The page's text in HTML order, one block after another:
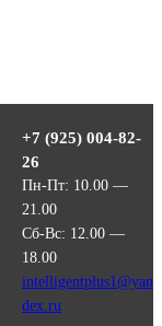
+7 (925) 004-82-
26
Пн-Пт: 10.00 —
21.00
Сб-Вс: 12.00 —
18.00
intelligentplus1@yan
dex.ru